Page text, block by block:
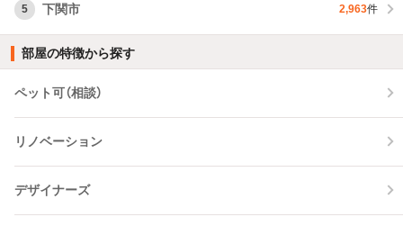
5 下関市 2,963件
部屋の特徴から探す
ペット可（相談）
リノベーション
デザイナーズ